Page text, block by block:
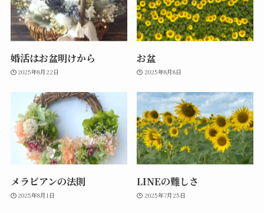
婚活はお盆明けから
2025年8月22日
お盆
2025年8月8日
メラビアンの法則
2025年8月1日
LINEの難しさ
2025年7月25日